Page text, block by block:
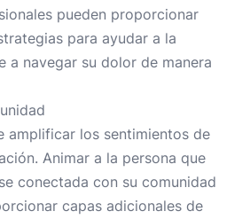
pueden proporcionar
para ayudar a la
a navegar su dolor de manera
amplificar los sentimientos de
Animar a la persona que
conectada con su comunidad
capas adicionales de